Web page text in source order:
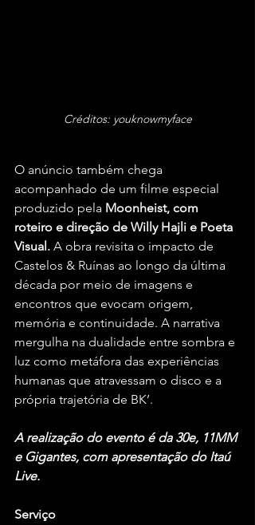
Créditos: youknowmyface
O anúncio também chega
acompanhado de um filme especial
produzido pela Moonheist, com
roteiro e direção de Willy Hajli e Poeta
Visual. A obra revisita o impacto de
Castelos & Ruínas ao longo da última
década por meio de imagens e
encontros que evocam origem,
memória e continuidade. A narrativa
mergulha na dualidade entre sombra e
luz como metáfora das experiências
humanas que atravessam o disco e a
própria trajetória de BK’.
A realização do evento é da 30e, 11MM
e Gigantes, com apresentação do Itaú
Live.
Serviço